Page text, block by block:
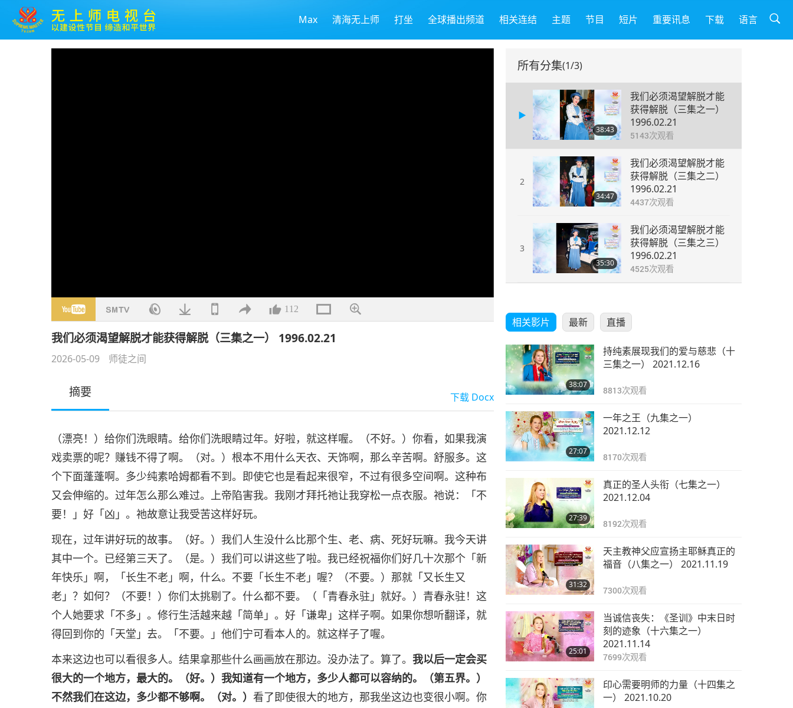
Max 清海无上师 打坐 全球播出频道 相关连结 主题 节目 短片 重要讯息 下载 语言
112
我们必须渴望解脱才能获得解脱（三集之一） 1996.02.21
2026-05-09 师徒之间
摘要 下载 Docx
（漂亮！）给你们洗眼睛。给你们洗眼睛过年。好啦，就这样喔。（不好。）你看，如果我演
戏卖票的呢？赚钱不得了啊。（对。）根本不用什么天衣、天饰啊，那么辛苦啊。舒服多。这
个下面蓬蓬啊。多少纯素哈姆都看不到。即使它也是看起来很窄，不过有很多空间啊。这种布
又会伸缩的。过年怎么那么难过。上帝陷害我。我刚才拜托祂让我穿松一点衣服。祂说：「不
要！」好「凶」。祂故意让我受苦这样好玩。
现在，过年讲好玩的故事。（好。）我们人生没什么比那个生、老、病、死好玩嘛。我今天讲
其中一个。已经第三天了。（是。）我们可以讲这些了啦。我已经祝福你们好几十次那个「新
年快乐」啊，「长生不老」啊，什么。不要「长生不老」喔？（不要。）那就「又长生又
老」？如何？（不要！）你们太挑剔了。什么都不要。（「青春永驻」就好。）青春永驻！这
个人她要求「不多」。修行生活越来越「简单」。好「谦卑」这样子啊。如果你想听翻译，就
得回到你的「天堂」去。「不要。」他们宁可看本人的。就这样子了喔。
本来这边也可以看很多人。结果拿那些什么画画放在那边。没办法了。算了。我以后一定会买
很大的一个地方，最大的。（好。）我知道有一个地方，多少人都可以容纳的。（第五界。）
不然我们在这边，多少都不够啊。（对。）看了即使很大的地方，那我坐这边也变很小啊。你
所有分集(1/3)
38:43
我们必须渴望解脱才能
获得解脱（三集之一）
1996.02.21
5143次观看
2
34:47
我们必须渴望解脱才能
获得解脱（三集之二）
1996.02.21
4437次观看
3
35:30
我们必须渴望解脱才能
获得解脱（三集之三）
1996.02.21
4525次观看
相关影片 最新 直播
38:07
持纯素展现我们的爱与慈悲（十
三集之一） 2021.12.16
8813次观看
27:07
一年之王（九集之一）
2021.12.12
8170次观看
27:39
真正的圣人头衔（七集之一）
2021.12.04
8192次观看
31:32
天主教神父应宣扬主耶稣真正的
福音（八集之一） 2021.11.19
7300次观看
25:01
当诚信丧失：《圣训》中末日时
刻的迹象（十六集之一）
2021.11.14
7699次观看
印心需要明师的力量（十四集之
一） 2021.10.20